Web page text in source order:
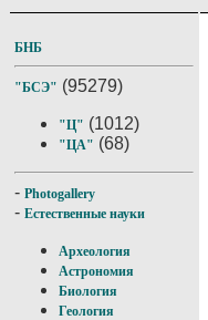
БНБ
"БСЭ" (95279)
"Ц" (1012)
"ЦА" (68)
- Photogallery
- Естественные науки
Археология
Астрономия
Биология
Геология